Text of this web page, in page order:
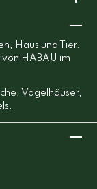
Haus und Tier.
HABAU im
Vogelhäuser,